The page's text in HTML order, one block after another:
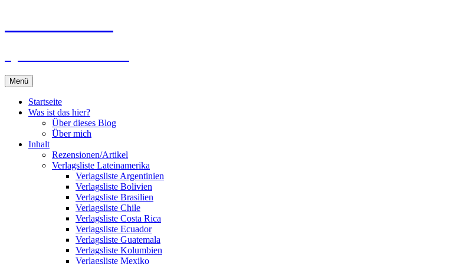
Menü
Startseite
Was ist das hier?
Über dieses Blog
Über mich
Inhalt
Rezensionen/Artikel
Verlagsliste Lateinamerika
Verlagsliste Argentinien
Verlagsliste Bolivien
Verlagsliste Brasilien
Verlagsliste Chile
Verlagsliste Costa Rica
Verlagsliste Ecuador
Verlagsliste Guatemala
Verlagsliste Kolumbien
Verlagsliste Mexiko